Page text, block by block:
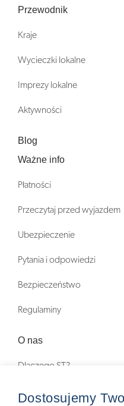
Przewodnik
Kraje
Wycieczki lokalne
Imprezy lokalne
Aktywności
Blog
Ważne info
Płatności
Przeczytaj przed wyjazdem
Ubezpieczenie
Pytania i odpowiedzi
Bezpieczeństwo
Regulaminy
O nas
Dlaczego ST?
Dostosujemy